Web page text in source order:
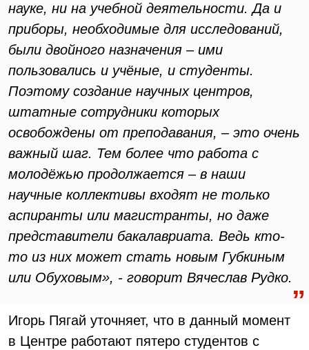
науке, ни на учебной деятельности. Да и
приборы, необходимые для исследований,
были двойного назначения – ими
пользовались и учёные, и студенты.
Поэтому создание научных центров,
штатные сотрудники которых
освобождены от преподавания, – это очень
важный шаг. Тем более что работа с
молодёжью продолжается – в наши
научные коллективы входят не только
аспиранты или магистранты, но даже
представители бакалавриата. Ведь кто-
то из них может стать новым Губкиным
или Обуховым», - говорит Вячеслав Рудко.
Игорь Пягай уточняет, что в данный момент
в Центре работают пятеро студентов с